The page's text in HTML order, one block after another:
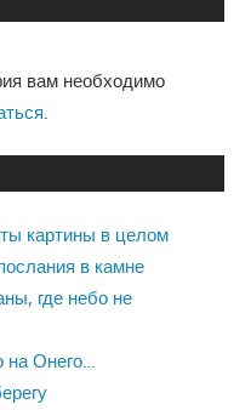
вам необходимо
картины в целом
в камне
где небо не
Онего…